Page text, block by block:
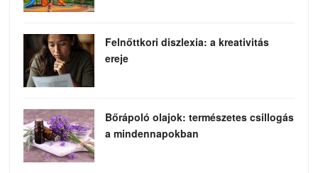
Felnőttkori diszlexia: a kreativitás
ereje
Bőrápoló olajok: természetes csillogás
a mindennapokban